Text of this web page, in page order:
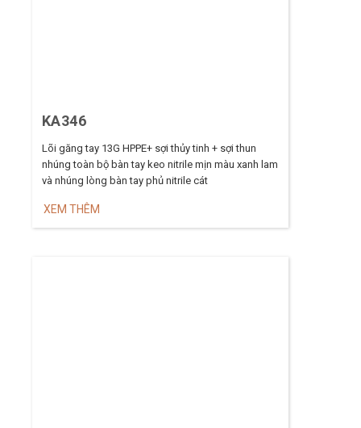
KA346
Lõi găng tay 13G HPPE+ sợi thủy tinh + sợi thun
nhúng toàn bộ bàn tay keo nitrile mịn màu xanh lam
và nhúng lòng bàn tay phủ nitrile cát
XEM THÊM